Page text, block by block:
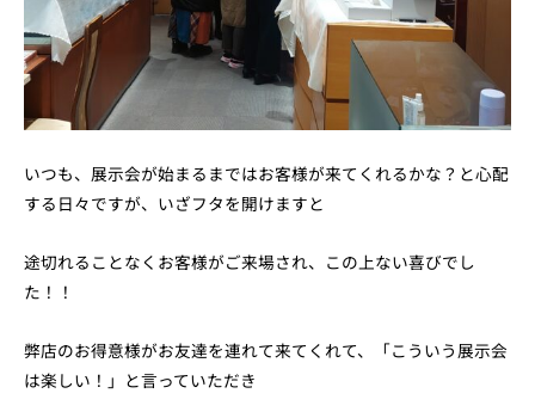
いつも、展示会が始まるまではお客様が来てくれるかな？と心配
する日々ですが、いざフタを開けますと
途切れることなくお客様がご来場され、この上ない喜びでし
た！！
弊店のお得意様がお友達を連れて来てくれて、「こういう展示会
は楽しい！」と言っていただき